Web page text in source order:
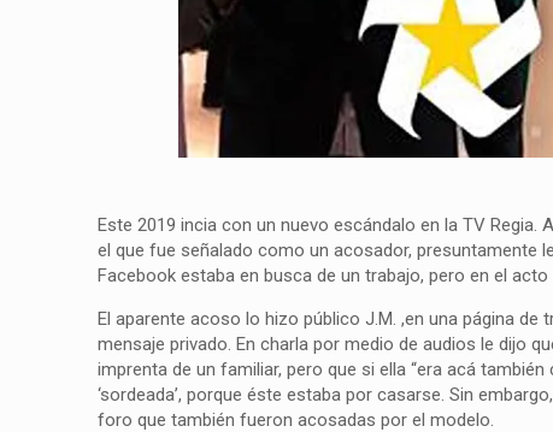
Este 2019 incia con un nuevo escándalo en la TV Regia.
el que fue señalado como un acosador, presuntamente
Facebook estaba en busca de un trabajo, pero en el
El aparente acoso lo hizo público J.M. ,en una página
mensaje privado. En charla por medio de audios le dijo
imprenta de un familiar, pero que si ella “era acá
‘sordeada’, porque éste estaba por casarse. Sin
foro que también fueron acosadas por el modelo.